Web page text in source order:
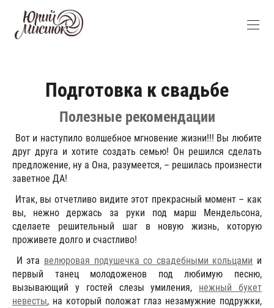
Подготовка к свадьбе
Полезные рекомендации
Вот и наступило волшебное мгновение жизни!!! Вы любите
друг друга и хотите создать семью! Он решился сделать
предложение, ну а Она, разумеется, – решилась произнести
заветное ДА!
Итак, вы отчетливо видите этот прекрасный момент – как
вы, нежно держась за руки под марш Мендельсона,
сделаете решительный шаг в новую жизнь, которую
проживете долго и счастливо!
И эта велюровая подушечка со свадебными кольцами и
первый танец молодоженов под любимую песню,
вызывающий у гостей слезы умиления, нежный букет
невесты, на который положат глаз незамужние подружки,